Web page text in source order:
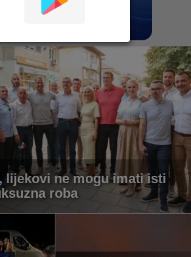
lijekovi ne mogu imati isti
roba